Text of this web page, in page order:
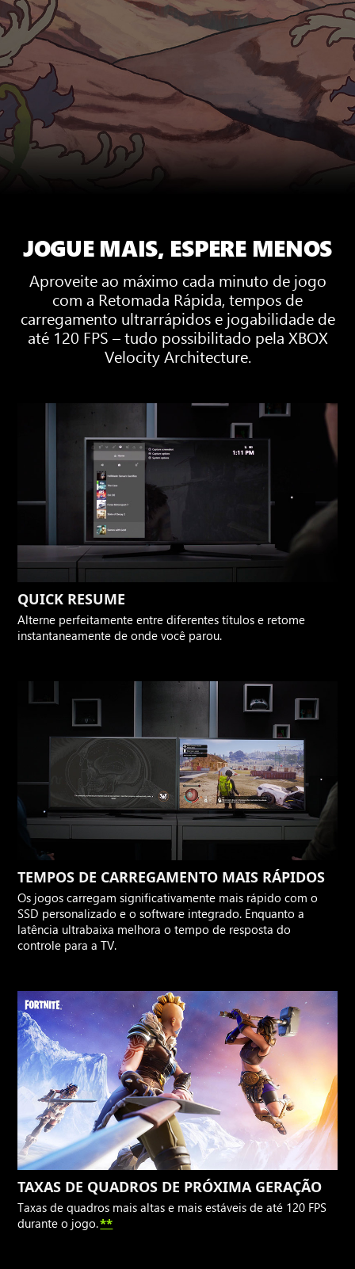
JOGUE MAIS, ESPERE MENOS
Aproveite ao máximo cada minuto de jogo
com a Retomada Rápida, tempos de
carregamento ultrarrápidos e jogabilidade de
até 120 FPS – tudo possibilitado pela XBOX
Velocity Architecture.
QUICK RESUME
Alterne perfeitamente entre diferentes títulos e retome
instantaneamente de onde você parou.
TEMPOS DE CARREGAMENTO MAIS RÁPIDOS
Os jogos carregam significativamente mais rápido com o
SSD personalizado e o software integrado. Enquanto a
latência ultrabaixa melhora o tempo de resposta do
controle para a TV.
TAXAS DE QUADROS DE PRÓXIMA GERAÇÃO
Taxas de quadros mais altas e mais estáveis de até 120 FPS
durante o jogo.**